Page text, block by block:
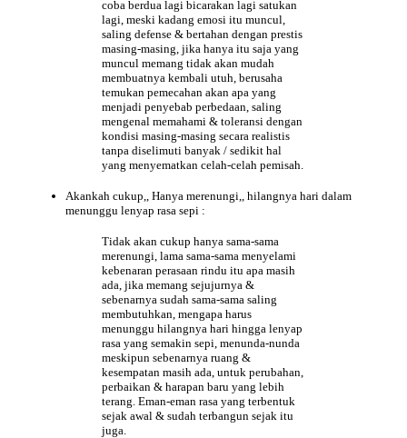
coba berdua lagi bicarakan lagi satukan
lagi, meski kadang emosi itu muncul,
saling defense & bertahan dengan prestis
masing-masing, jika hanya itu saja yang
muncul memang tidak akan mudah
membuatnya kembali utuh, berusaha
temukan pemecahan akan apa yang
menjadi penyebab perbedaan, saling
mengenal memahami & toleransi dengan
kondisi masing-masing secara realistis
tanpa diselimuti banyak / sedikit hal
yang menyematkan celah-celah pemisah.
Akankah cukup,, Hanya merenungi,, hilangnya hari dalam
menunggu lenyap rasa sepi :
Tidak akan cukup hanya sama-sama
merenungi, lama sama-sama menyelami
kebenaran perasaan rindu itu apa masih
ada, jika memang sejujurnya &
sebenarnya sudah sama-sama saling
membutuhkan, mengapa harus
menunggu hilangnya hari hingga lenyap
rasa yang semakin sepi, menunda-nunda
meskipun sebenarnya ruang &
kesempatan masih ada, untuk perubahan,
perbaikan & harapan baru yang lebih
terang. Eman-eman rasa yang terbentuk
sejak awal & sudah terbangun sejak itu
juga.